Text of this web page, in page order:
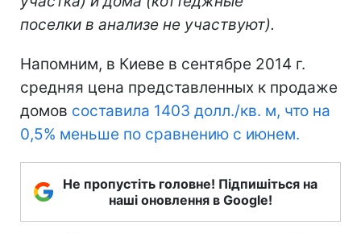
поселки в анализе не участвуют).
Напомним, в Киеве в сентябре 2014 г.
средняя цена представленных к продаже
домов составила 1403 долл./кв. м, что на
0,5% меньше по сравнению с июнем.
Не пропустіть головне! Підпишіться на
наші оновлення в Google!